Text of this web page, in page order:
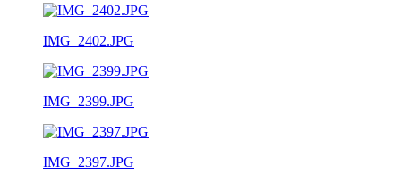
IMG_2402.JPG
IMG_2399.JPG
IMG_2397.JPG